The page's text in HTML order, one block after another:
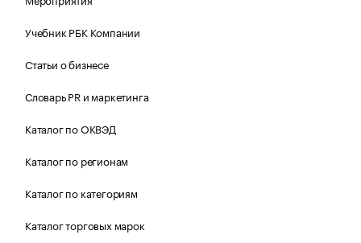
Учебник РБК Компании
Статьи о бизнесе
Словарь PR и маркетинга
Каталог по ОКВЭД
Каталог по регионам
Каталог по категориям
Каталог торговых марок